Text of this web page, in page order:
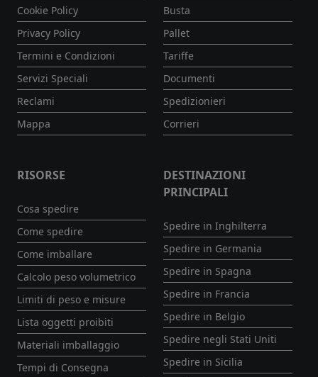
Cookie Policy
Privacy Policy
Termini e Condizioni
Servizi Speciali
Reclami
Mappa
Busta
Pallet
Tariffe
Documenti
Spedizionieri
Corrieri
RISORSE
Cosa spedire
Come spedire
Come imballare
Calcolo peso volumetrico
Limiti di peso e misure
Lista oggetti proibiti
Materiali imballaggio
Tempi di Consegna
DESTINAZIONI
PRINCIPALI
Spedire in Inghilterra
Spedire in Germania
Spedire in Spagna
Spedire in Francia
Spedire in Belgio
Spedire negli Stati Uniti
Spedire in Sicilia